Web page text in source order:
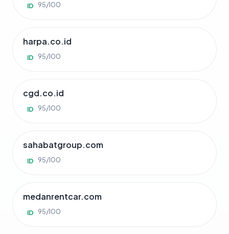
ID 95/100
harpa.co.id
ID 95/100
cgd.co.id
ID 95/100
sahabatgroup.com
ID 95/100
medanrentcar.com
ID 95/100